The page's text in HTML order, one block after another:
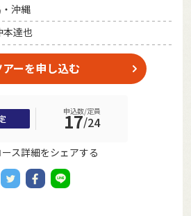
沖縄
本達也
アーを申し込む
申込数/定員
17/24
ス詳細をシェアする